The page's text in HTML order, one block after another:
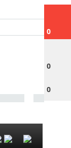
0
0
0